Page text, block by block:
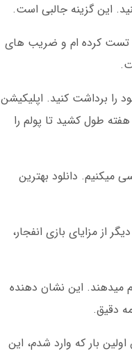
این گزینه جالبی است.
تست کرده ام و ضریب های
در بهترین اپلیکیشن ها، شما میتوانید در عرض 5 دقیقه پول خود را برداشت کنید. اپلیکیشن
طول کشید تا پولم را
میکنیم. دانلود بهترین
یکی دیگر از مزایای بازی انفجار،
میدهند. این نشان دهنده
بار که وارد شدم، این